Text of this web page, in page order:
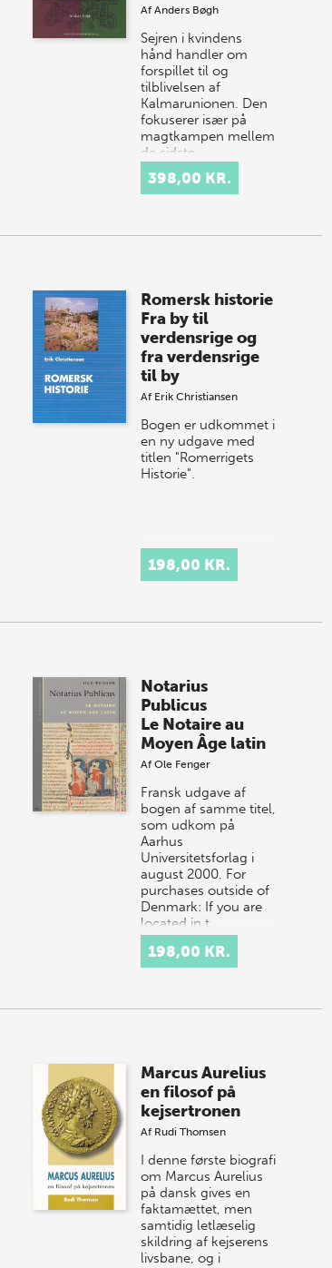
AfAnders Bøgh
Sejren i kvindens
hånd handler om
forspillet til og
tilblivelsen af
Kalmarunionen. Den
fokuserer især på
magtkampen mellem
de sidste
repræsentanter fo…
398,00 KR.
Romersk historie
Fra by til
verdensrige og
fra verdensrige
til by
Af Erik Christiansen
Bogen er udkommet i
en ny udgave med
titlen "Romerrigets
Historie".
198,00 KR.
Notarius
Publicus
Le Notaire au
Moyen Âge latin
AfOle Fenger
Fransk udgave af
bogen af samme titel,
som udkom på
Aarhus
Universitetsforlag i
august 2000. For
purchases outside of
Denmark: If you are
located in t…
198,00 KR.
Marcus Aurelius
en filosof på
kejsertronen
Af Rudi Thomsen
I denne første biografi
om Marcus Aurelius
på dansk gives en
faktamættet, men
samtidig letlæselig
skildring af kejserens
livsbane, og i